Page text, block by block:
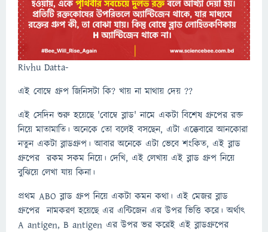
Rivhu Datta-
এই বোম্বে গ্রুপ জিনিসটা কি? খায় না মাথায় দেয় ??
এই সেদিন শুরু হয়েছে 'বোম্বে ব্লাড' নামে একটা বিশেষ গ্রুপের রক্ত
নিয়ে মাতামাতি। অনেকে তো বলেই বসছেন, এটা এক্কেবারে আনকোরা
নতুন একটা ব্লাডগ্রুপ। আবার অনেকে এটা ভেবে শংকিত, এই ব্লাড
গ্রুপের রকম সকম নিয়ে। দেখি, এই লেখায় এই ব্লাড গ্রুপ নিয়ে
বুঝিয়ে লেখা যায় কিনা।
প্রথম ABO ব্লাড গ্রুপ নিয়ে একটা কমন কথা। এই মেজর ব্লাড
গ্রুপের নামকরণ হয়েছে এর এন্টিজেন এর উপর ভিত্তি করে। অর্থাৎ
A antigen, B antigen এর উপর ভর করেই এই ব্লাডগ্রুপের